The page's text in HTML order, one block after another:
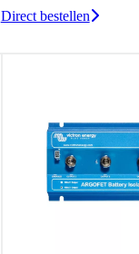
Direct bestellen